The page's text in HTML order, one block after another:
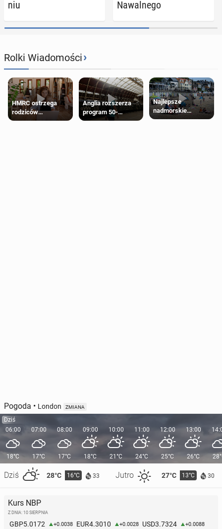
niu Na­wal­ne­go
Rolki Wiadomości›
HMRC ostrzega
rodziców
pobierających Child
Anglia rozszerza
program 50-
procentowych
Najlepsze
nadmorskie
miasteczko blisko
Pogoda • London ZMIANA
Dziś
06:00
18°C
Dziś 28°C 16°C 33 Jutro 27°C 13°C 30
07:00
17°C
08:00
17°C
09:00
18°C
10:00
21°C
11:00
24°C
12:00
25°C
13:00
26°C
Kurs NBP
Z DNIA: 10 SIERPNIA
GBP5.0172 +0.0038 EUR4.3010 +0.0028 USD3.7324 +0.0088